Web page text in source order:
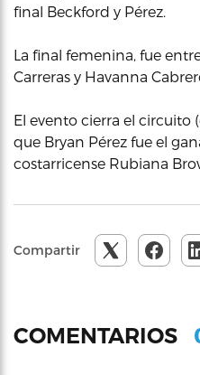
final Beckford y Pérez.
La final femenina, fue
Carreras y Havanna
El evento cierra el circuito
que Bryan Pérez fue el
costarricense Rubiana
Compartir
COMENTARIOS